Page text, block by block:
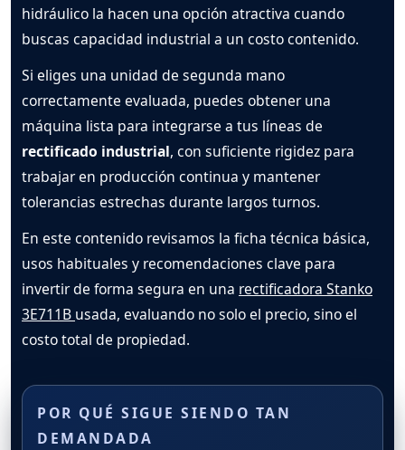
hidráulico la hacen una opción atractiva cuando
buscas capacidad industrial a un costo contenido.
Si eliges una unidad de segunda mano
correctamente evaluada, puedes obtener una
máquina lista para integrarse a tus líneas de
rectificado industrial, con suficiente rigidez para
trabajar en producción continua y mantener
tolerancias estrechas durante largos turnos.
En este contenido revisamos la ficha técnica básica,
usos habituales y recomendaciones clave para
invertir de forma segura en una rectificadora Stanko
3E711B usada, evaluando no solo el precio, sino el
costo total de propiedad.
POR QUÉ SIGUE SIENDO TAN
DEMANDADA